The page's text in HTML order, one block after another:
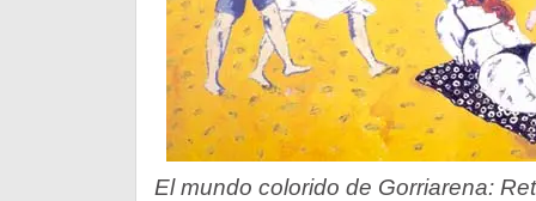
El mundo colorido de Gorriarena: